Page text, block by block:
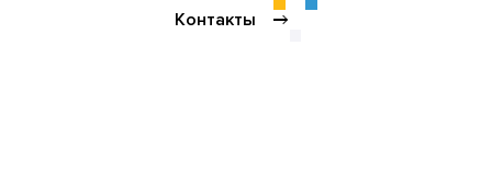
Контакты